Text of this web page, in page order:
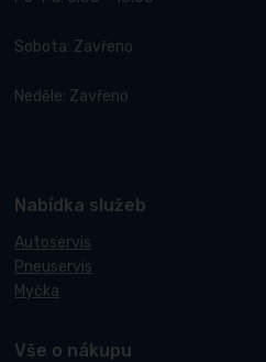
Sobota: Zavřeno
Neděle: Zavřeno
Nabídka služeb
Autoservis
Pneuservis
Myčka
Vše o nákupu